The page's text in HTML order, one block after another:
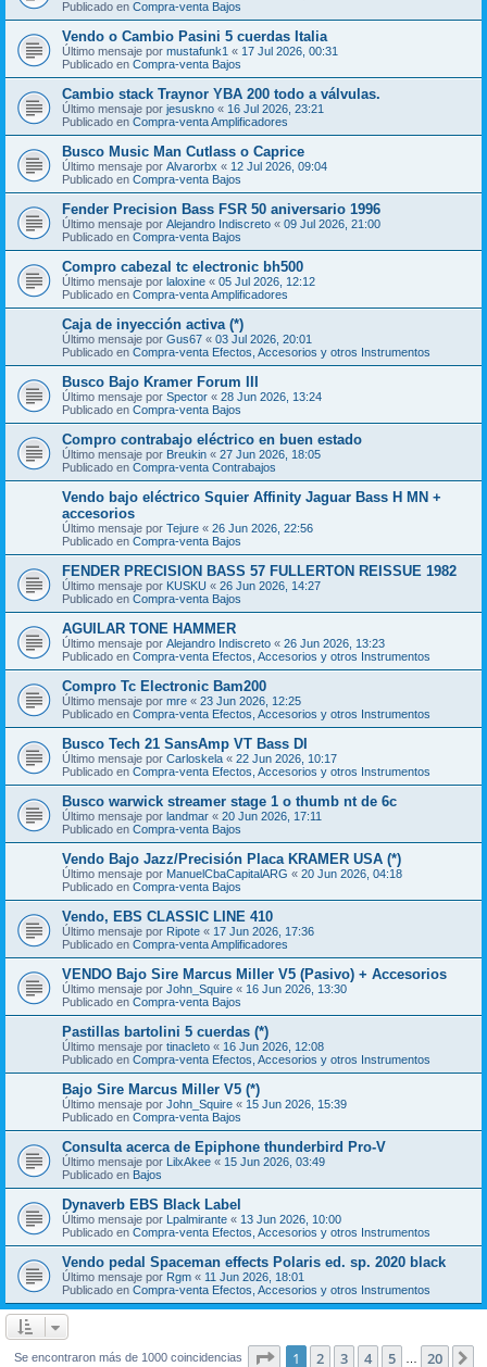
Publicado en Compra-venta Bajos
Vendo o Cambio Pasini 5 cuerdas Italia
Último mensaje por mustafunk1 « 17 Jul 2026, 00:31
Publicado en Compra-venta Bajos
Cambio stack Traynor YBA 200 todo a válvulas.
Último mensaje por jesuskno « 16 Jul 2026, 23:21
Publicado en Compra-venta Amplificadores
Busco Music Man Cutlass o Caprice
Último mensaje por Alvarorbx « 12 Jul 2026, 09:04
Publicado en Compra-venta Bajos
Fender Precision Bass FSR 50 aniversario 1996
Último mensaje por Alejandro Indiscreto « 09 Jul 2026, 21:00
Publicado en Compra-venta Bajos
Compro cabezal tc electronic bh500
Último mensaje por laloxine « 05 Jul 2026, 12:12
Publicado en Compra-venta Amplificadores
Caja de inyección activa (*)
Último mensaje por Gus67 « 03 Jul 2026, 20:01
Publicado en Compra-venta Efectos, Accesorios y otros Instrumentos
Busco Bajo Kramer Forum III
Último mensaje por Spector « 28 Jun 2026, 13:24
Publicado en Compra-venta Bajos
Compro contrabajo eléctrico en buen estado
Último mensaje por Breukin « 27 Jun 2026, 18:05
Publicado en Compra-venta Contrabajos
Vendo bajo eléctrico Squier Affinity Jaguar Bass H MN +
accesorios
Último mensaje por Tejure « 26 Jun 2026, 22:56
Publicado en Compra-venta Bajos
FENDER PRECISION BASS 57 FULLERTON REISSUE 1982
Último mensaje por KUSKU « 26 Jun 2026, 14:27
Publicado en Compra-venta Bajos
AGUILAR TONE HAMMER
Último mensaje por Alejandro Indiscreto « 26 Jun 2026, 13:23
Publicado en Compra-venta Efectos, Accesorios y otros Instrumentos
Compro Tc Electronic Bam200
Último mensaje por mre « 23 Jun 2026, 12:25
Publicado en Compra-venta Efectos, Accesorios y otros Instrumentos
Busco Tech 21 SansAmp VT Bass DI
Último mensaje por Carloskela « 22 Jun 2026, 10:17
Publicado en Compra-venta Efectos, Accesorios y otros Instrumentos
Busco warwick streamer stage 1 o thumb nt de 6c
Último mensaje por landmar « 20 Jun 2026, 17:11
Publicado en Compra-venta Bajos
Vendo Bajo Jazz/Precisión Placa KRAMER USA (*)
Último mensaje por ManuelCbaCapitalARG « 20 Jun 2026, 04:18
Publicado en Compra-venta Bajos
Vendo, EBS CLASSIC LINE 410
Último mensaje por Ripote « 17 Jun 2026, 17:36
Publicado en Compra-venta Amplificadores
VENDO Bajo Sire Marcus Miller V5 (Pasivo) + Accesorios
Último mensaje por John_Squire « 16 Jun 2026, 13:30
Publicado en Compra-venta Bajos
Pastillas bartolini 5 cuerdas (*)
Último mensaje por tinacleto « 16 Jun 2026, 12:08
Publicado en Compra-venta Efectos, Accesorios y otros Instrumentos
Bajo Sire Marcus Miller V5 (*)
Último mensaje por John_Squire « 15 Jun 2026, 15:39
Publicado en Compra-venta Bajos
Consulta acerca de Epiphone thunderbird Pro-V
Último mensaje por LilxAkee « 15 Jun 2026, 03:49
Publicado en Bajos
Dynaverb EBS Black Label
Último mensaje por Lpalmirante « 13 Jun 2026, 10:00
Publicado en Compra-venta Efectos, Accesorios y otros Instrumentos
Vendo pedal Spaceman effects Polaris ed. sp. 2020 black
Último mensaje por Rgm « 11 Jun 2026, 18:01
Publicado en Compra-venta Efectos, Accesorios y otros Instrumentos
Se encontraron más de 1000 coincidencias Página de 20
1 2 3 4 5 20